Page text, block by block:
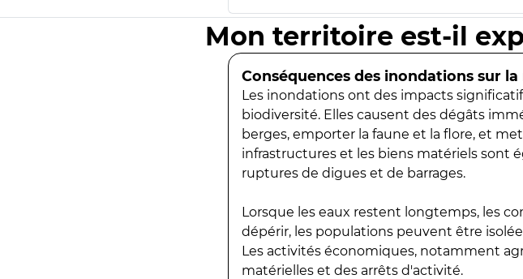
Mon territoire est-il
Conséquences des inondations sur la
Les inondations ont des impacts
biodiversité. Elles causent des dégâts
berges, emporter la faune et la flore, et
infrastructures et les biens matériels sont
ruptures de digues et de barrages.
Lorsque les eaux restent longtemps, les
dépérir, les populations peuvent être
Les activités économiques, notamment
matérielles et des arrêts d'activité.